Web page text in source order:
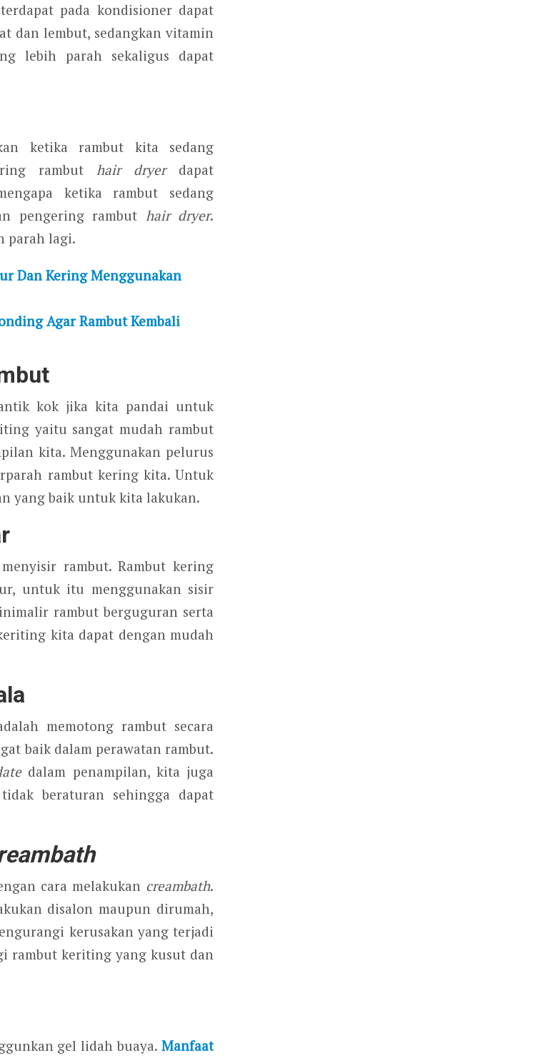
pada kondisioner dapat
dan lembut, sedangkan vitamin
lebih parah sekaligus dapat
ketika rambut kita sedang
rambuthair dryerdapat
ketika rambut sedang
pengering rambut hair dryer.
parah lagi.
Dan Kering Menggunakan
Agar Rambut Kembali
kok jika kita pandai untuk
yaitu sangat mudah rambut
kita. Menggunakan pelurus
rambut kering kita. Untuk
yang baik untuk kita lakukan.
rambut. Rambut kering
untuk itu menggunakan sisir
rambut berguguran serta
kita dapat dengan mudah
memotong rambut secara
baik dalam perawatan rambut.
dalam penampilan, kita juga
beraturan sehingga dapat
cara melakukan creambath.
disalon maupun dirumah,
kerusakan yang terjadi
rambut keriting yang kusut dan
gel lidah buaya.Manfaat